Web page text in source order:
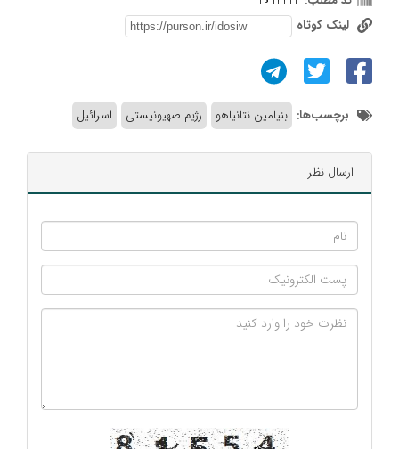
لینک کوتاه
برچسب‌ها: بنیامین نتانیاهو رژیم صهیونیستی اسرائیل
ارسال نظر